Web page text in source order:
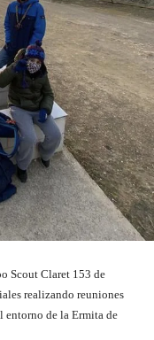
Scout Claret 153 de
realizando reuniones
entorno de la Ermita de